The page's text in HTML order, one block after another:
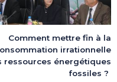
Comment mettre fin à la
irrationnelle
ressources énergétiques
fossiles ?